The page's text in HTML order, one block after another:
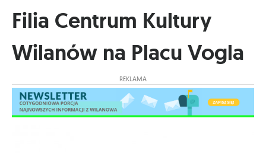
Filia Centrum Kultury
Wilanów na Placu Vogla
REKLAMA